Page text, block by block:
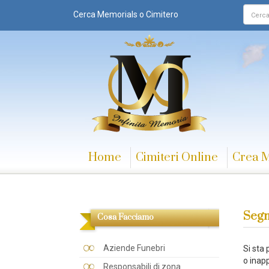
Cerca Memorials o Cimitero
Home Cimiteri Online Crea
Cosa Facciamo
Aziende Funebri
Responsabili di zona
Si sta
o